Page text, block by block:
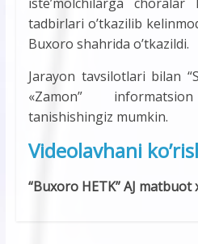
tadbirlari o’tkazilib
Buxoro shahrida o’tkazildi.
Jarayon tavsilotlari bilan
«Zamon”
tanishishingiz mumkin.
Videolavhani
“Buxoro HETK” AJ matbuot